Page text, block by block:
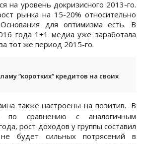
на уровень докризисного 2013-го.
рынка на 15-20% относительно
для оптимизма есть. В
года 1+1 медиа уже заработала
тот же период 2015-го.
“коротких“ кредитов на своих
также настроены на позитив. В
по сравнению с аналогичным
рост доходов у группы составил
будет сильных потрясений в